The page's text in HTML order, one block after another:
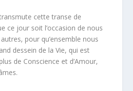
cette transe de
ce jour soit l’occasion de nous
pour qu’ensemble nous
dessein de la Vie, qui est
de Conscience et d’Amour,